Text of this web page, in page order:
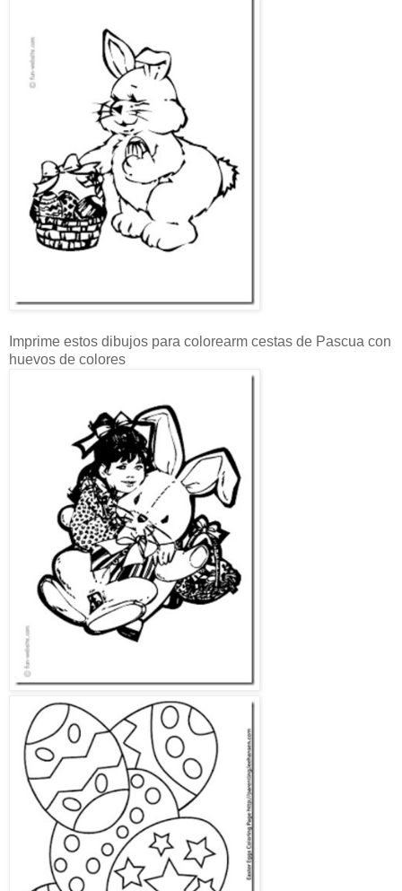
Imprime estos dibujos para colorearm cestas de Pascua con
huevos de colores